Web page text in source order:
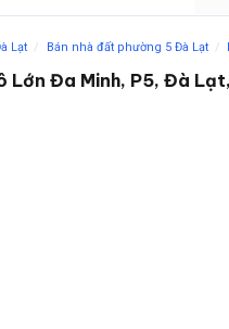
Lạt / Bán nhà đất phường 5 Đà Lạt /
Đa Minh, P5, Đà